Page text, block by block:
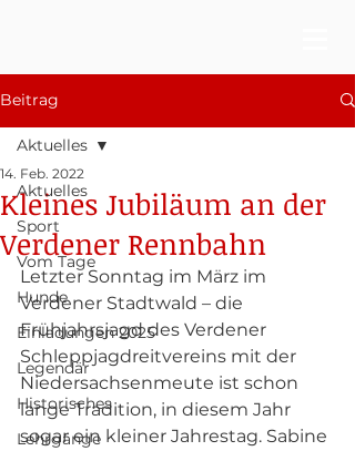
Beitrag
Aktuelles
Sport
Vom Tage
Hunde
Einladungen 2025
Legendär
Historisches
Lehrgänge
Aktuelles
Kleines Jubiläum an der
Verdener Rennbahn
14. Feb. 2022
Letzter Sonntag im März im
Verdener Stadtwald – die
Frühjahrsjagd des Verdener
Schleppjagdreitvereins mit der
Niedersachsenmeute ist schon
lange Tradition, in diesem Jahr
sogar ein kleiner Jahrestag. Sabine